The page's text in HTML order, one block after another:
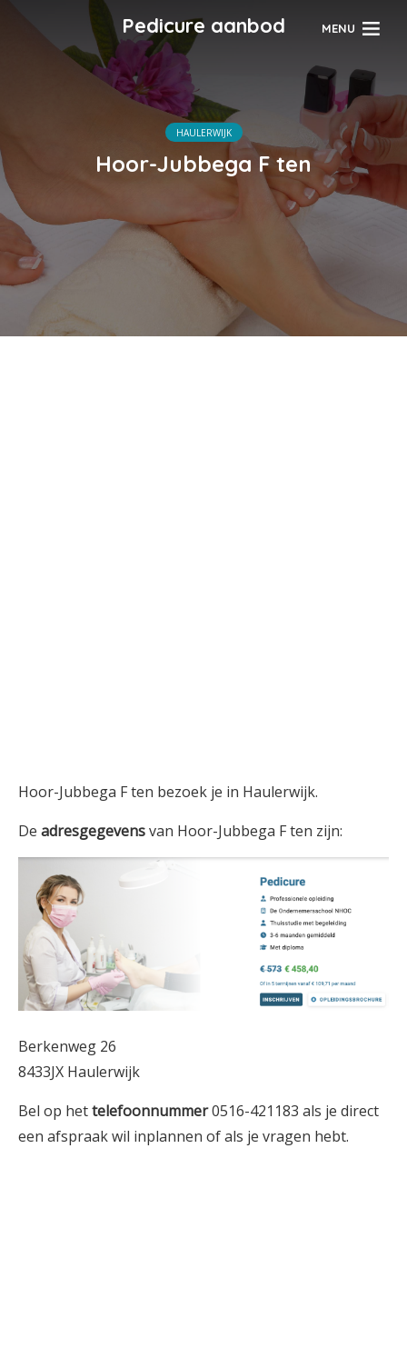
Pedicure aanbod MENU
HAULERWIJK
Hoor-Jubbega F ten
Hoor-Jubbega F ten bezoek je in Haulerwijk.
De adresgegevensvan Hoor-Jubbega F ten zijn:
Berkenweg 26
8433JX Haulerwijk
Bel op hettelefoonnummer0516-421183 als je direct
een afspraak wil inplannen of als je vragen hebt.